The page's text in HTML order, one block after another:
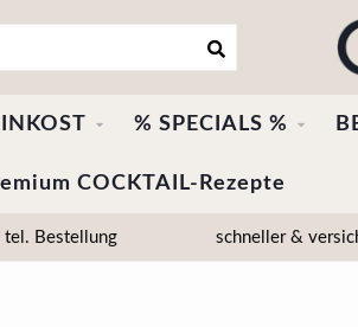
% SPECIALS %
COCKTAIL-Rezepte
Bestellung schneller &